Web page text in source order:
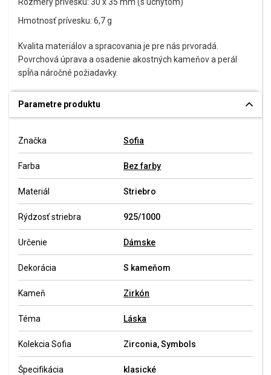
Hmotnosť prívesku: 6,7 g
Kvalita materiálov a spracovania je pre nás prvoradá.
Povrchová úprava a osadenie akostných kameňov a perál
spĺňa náročné požiadavky.
Parametre produktu
Značka Sofia
Farba Bez farby
Materiál Striebro
Rýdzosť striebra 925/1000
Určenie Dámske
Dekorácia S kameňom
Kameň Zirkón
Téma Láska
Kolekcia Sofia Zirconia, Symbols
Špecifikácia klasické